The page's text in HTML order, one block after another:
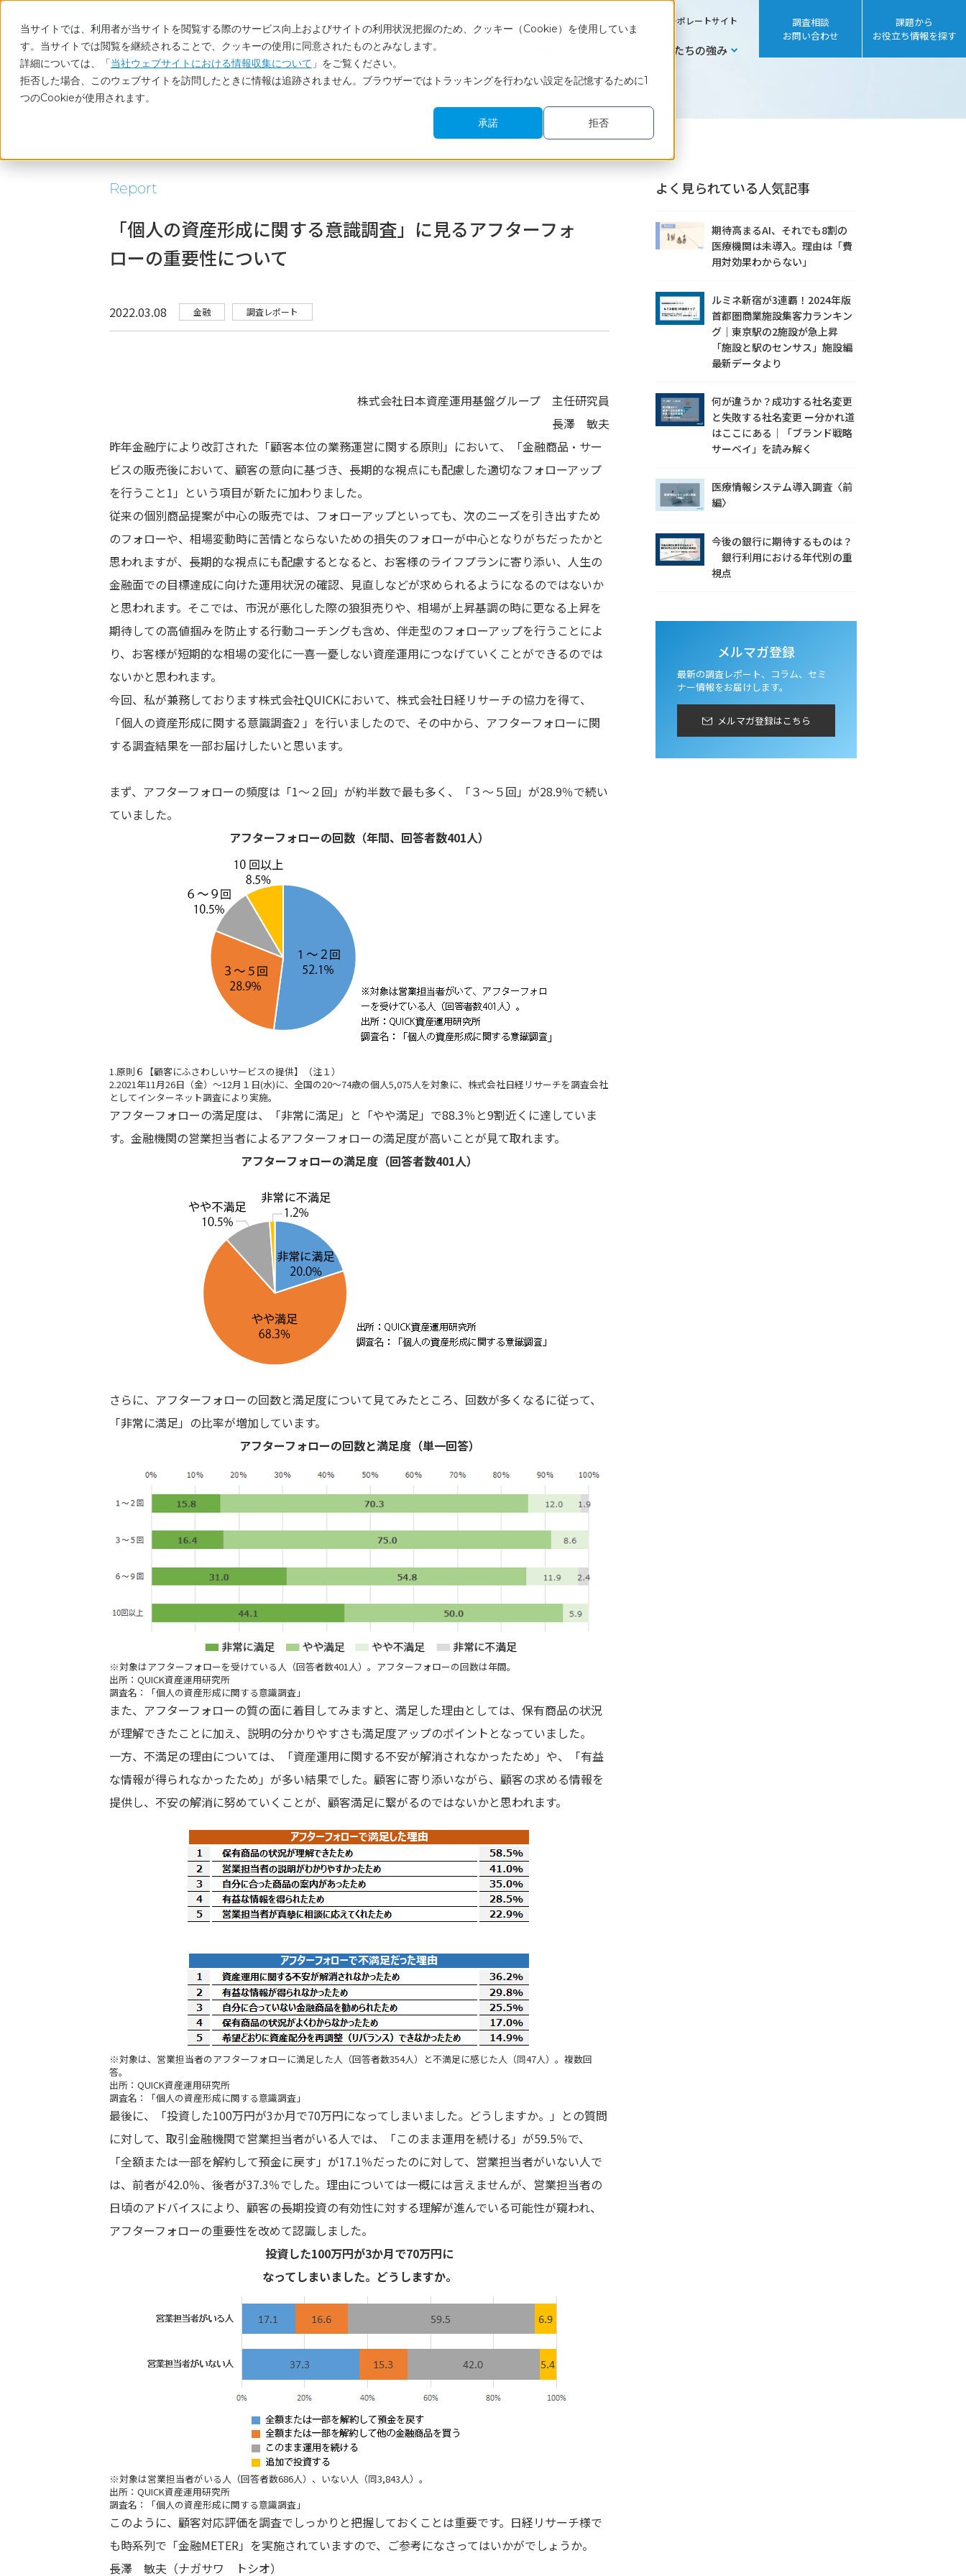
当サイトでは、利用者が当サイトを閲覧する際のサービス向上およびサイトの利用状況把握のため、クッキー（Cookie）を使用していま
す。当サイトでは閲覧を継続されることで、クッキーの使用に同意されたものとみなします。
詳細については、「当社ウェブサイトにおける情報収集について 」をご覧ください。
拒否した場合、このウェブサイトを訪問したときに情報は追跡されません。ブラウザーではトラッキングを行わない設定を記憶するために1
つのCookieが使用されます。
承諾
拒否
コーポレートサイト
サービス 調査レポート・コラム 私たちの強み
調査相談
お問い合わせ
課題から
お役立ち情報を探す
ホーム 調査レポート・コラム
Report
「個人の資産形成に関する意識調査」に見るアフターフォ
ローの重要性について
2022.03.08 金融 調査レポート
株式会社日本資産運用基盤グループ 主任研究員
長澤 敏夫
昨年金融庁により改訂された「顧客本位の業務運営に関する原則」において、「金融商品・サー
ビスの販売後において、顧客の意向に基づき、長期的な視点にも配慮した適切なフォローアップ
を行うこと1」という項目が新たに加わりました。
従来の個別商品提案が中心の販売では、フォローアップといっても、次のニーズを引き出すため
のフォローや、相場変動時に苦情とならないための損失のフォローが中心となりがちだったかと
思われますが、長期的な視点にも配慮するとなると、お客様のライフプランに寄り添い、人生の
金融面での目標達成に向けた運用状況の確認、見直しなどが求められるようになるのではないか
と思われます。そこでは、市況が悪化した際の狼狽売りや、相場が上昇基調の時に更なる上昇を
期待しての高値掴みを防止する行動コーチングも含め、伴走型のフォローアップを行うことによ
り、お客様が短期的な相場の変化に一喜一憂しない資産運用につなげていくことができるのでは
ないかと思われます。
今回、私が兼務しております株式会社QUICKにおいて、株式会社日経リサーチの協力を得て、
「個人の資産形成に関する意識調査2 」を行いましたので、その中から、アフターフォローに関
する調査結果を一部お届けしたいと思います。
まず、アフターフォローの頻度は「1～２回」が約半数で最も多く、「３～５回」が28.9％で続い
ていました。
アフターフォローの回数（年間、回答者数401人）
1.原則６【顧客にふさわしいサービスの提供】（注１）
2.2021年11月26日（金）～12月１日(水)に、全国の20～74歳の個人5,075人を対象に、株式会社日経リサーチを調査会社
としてインターネット調査により実施。
アフターフォローの満足度は、「非常に満足」と「やや満足」で88.3％と9割近くに達していま
す。金融機関の営業担当者によるアフターフォローの満足度が高いことが見て取れます。
アフターフォローの満足度（回答者数401人）
さらに、アフターフォローの回数と満足度について見てみたところ、回数が多くなるに従って、
「非常に満足」の比率が増加しています。
アフターフォローの回数と満足度（単一回答）
※対象はアフターフォローを受けている人（回答者数401人）。アフターフォローの回数は年間。
出所：QUICK資産運用研究所
調査名：「個人の資産形成に関する意識調査」
また、アフターフォローの質の面に着目してみますと、満足した理由としては、保有商品の状況
が理解できたことに加え、説明の分かりやすさも満足度アップのポイントとなっていました。
一方、不満足の理由については、「資産運用に関する不安が解消されなかったため」や、「有益
な情報が得られなかったため」が多い結果でした。顧客に寄り添いながら、顧客の求める情報を
提供し、不安の解消に努めていくことが、顧客満足に繋がるのではないかと思われます。
※対象は、営業担当者のアフターフォローに満足した人（回答者数354人）と不満足に感じた人（同47人）。複数回
答。
出所：QUICK資産運用研究所
調査名：「個人の資産形成に関する意識調査」
最後に、「投資した100万円が3か月で70万円になってしまいました。どうしますか。」との質問
に対して、取引金融機関で営業担当者がいる人では、「このまま運用を続ける」が59.5％で、
「全額または一部を解約して預金に戻す」が17.1％だったのに対して、営業担当者がいない人で
は、前者が42.0％、後者が37.3％でした。理由については一概には言えませんが、営業担当者の
日頃のアドバイスにより、顧客の長期投資の有効性に対する理解が進んでいる可能性が窺われ、
アフターフォローの重要性を改めて認識しました。
投資した100万円が3か月で70万円に
なってしまいました。どうしますか。
※対象は営業担当者がいる人（回答者数686人）、いない人（同3,843人）。
出所：QUICK資産運用研究所
調査名：「個人の資産形成に関する意識調査」
このように、顧客対応評価を調査でしっかりと把握しておくことは重要です。日経リサーチ様で
も時系列で「金融METER」を実施されていますので、ご参考になさってはいかがでしょうか。
長澤 敏夫（ナガサワ トシオ）
よく見られている人気記事
期待高まるAI、それでも8割の
医療機関は未導入。理由は「費
用対効果わからない」
ルミネ新宿が3連覇！2024年版
首都圏商業施設集客力ランキン
グ｜東京駅の2施設が急上昇
「施設と駅のセンサス」施設編
最新データより
何が違うか？成功する社名変更
と失敗する社名変更 ー分かれ道
はここにある｜「ブランド戦略
サーベイ」を読み解く
医療情報システム導入調査〈前
編〉
今後の銀行に期待するものは？
銀行利用における年代別の重
視点
メルマガ登録
最新の調査レポート、コラム、セミ
ナー情報をお届けします。
メルマガ登録はこちら